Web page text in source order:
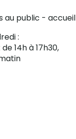
au public - accueil
:
14h à 17h30,